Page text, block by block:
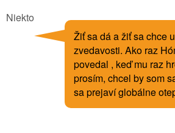
Niekto
Žiť sa dá a žiť sa chce
zvedavosti. Ako raz
povedal , keď mu raz
prosím, chcel by som
sa prejaví globálne